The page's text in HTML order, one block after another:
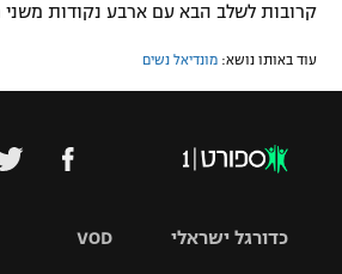
קרובות לשלב הבא עם ארבע נקודות
עוד באותו נושא: מונדיאל נשים
VOD כדורגל ישראלי